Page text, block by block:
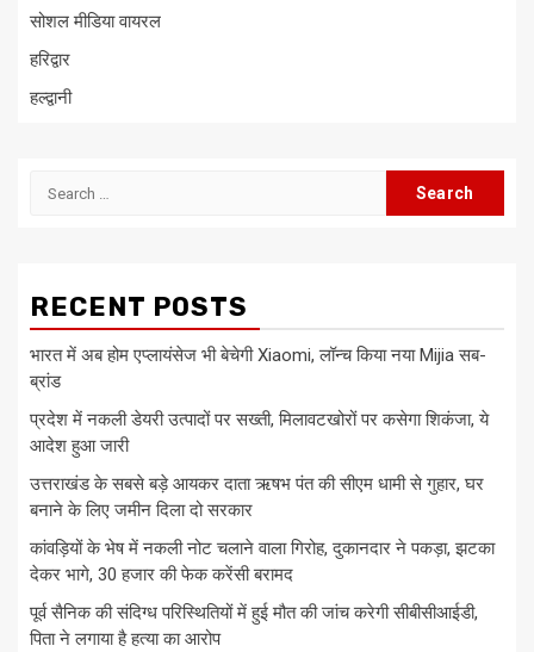
सोशल मीडिया वायरल
हरिद्वार
हल्द्वानी
Search
RECENT POSTS
भारत में अब होम एप्लायंसेज भी बेचेगी Xiaomi, लॉन्च किया नया Mijia सब-
ब्रांड
प्रदेश में नकली डेयरी उत्पादों पर सख्ती, मिलावटखोरों पर कसेगा शिकंजा, ये
आदेश हुआ जारी
उत्तराखंड के सबसे बड़े आयकर दाता ऋषभ पंत की सीएम धामी से गुहार, घर
बनाने के लिए जमीन दिला दो सरकार
कांवड़ियों के भेष में नकली नोट चलाने वाला गिरोह, दुकानदार ने पकड़ा, झटका
देकर भागे, 30 हजार की फेक करेंसी बरामद
पूर्व सैनिक की संदिग्ध परिस्थितियों में हुई मौत की जांच करेगी सीबीसीआईडी,
पिता ने लगाया है हत्या का आरोप